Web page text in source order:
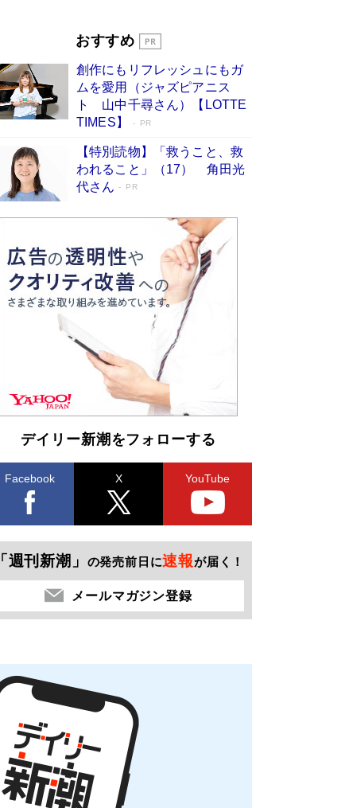
らも文庫化 映画化された直木賞受賞作もランク
皇室はなぜ世界から尊敬されているのか？ 「天
皇陛下はお元気でおられるか」がサウジ国王の第
一声になる理由
Book Bang
おすすめ
創作にもリフレッシュにもガ
ムを愛用（ジャズピアニス
ト 山中千尋さん）【LOTTE
TIMES】
PR
【特別読物】「救うこと、救
われること」（17） 角田光
代さん
PR
デイリー新潮をフォローする
Facebook X YouTube
「週刊新潮」 の発売前日に速報が届く！
メールマガジン登録